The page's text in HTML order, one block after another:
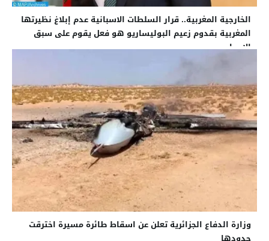
الخارجية المغربية.. قرار السلطات الاسبانية عدم إبلاغ نظيرتها
المغربية بقدوم زعيم البوليساريو هو فعل يقوم على سبق
الإصرار
وزارة الدفاع الجزائرية تعلن عن اسقاط طائرة مسيرة اخترقت